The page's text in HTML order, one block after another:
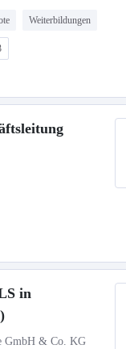
Weiterbildungen
in
GmbH & Co. KG